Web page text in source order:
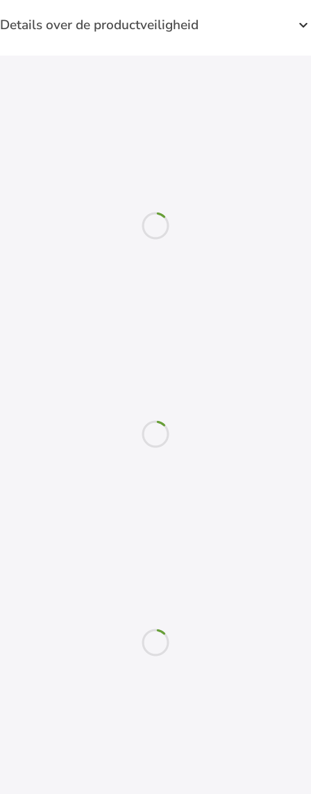
Details over de productveiligheid